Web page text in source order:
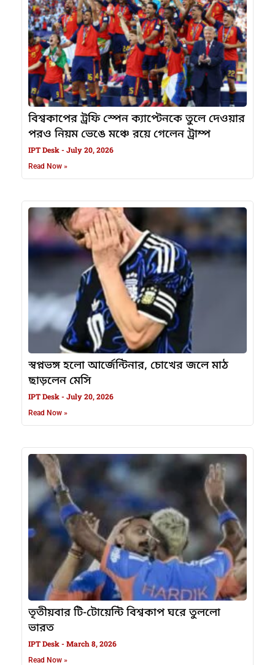
বিশ্বকাপের ট্রফি স্পেন ক্যাপ্টেনকে তুলে দেওয়ার
পরও নিয়ম ভেঙে মঞ্চে রয়ে গেলেন ট্রাম্প
IPT Desk July 20, 2026
Read Now »
স্বপ্নভঙ্গ হলো আর্জেন্টিনার, চোখের জলে মাঠ
ছাড়লেন মেসি
IPT Desk July 20, 2026
Read Now »
তৃতীয়বার টি-টোয়েন্টি বিশ্বকাপ ঘরে তুললো
ভারত
IPT Desk March 8, 2026
Read Now »